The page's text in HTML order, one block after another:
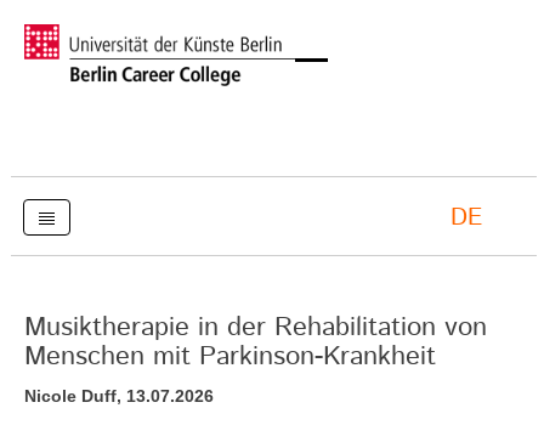
DE
Musiktherapie in der Rehabilitation von
Menschen mit Parkinson-Krankheit
Nicole Duff, 13.07.2026